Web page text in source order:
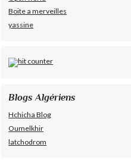
Boite a merveilles
yassine
Blogs Algériens
Hchicha Blog
Oumelkhir
latchodrom